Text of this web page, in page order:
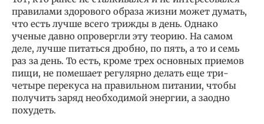
правилами здорового образа жизни может думать,
что есть лучше всего трижды в день. Однако
ученые давно опровергли эту теорию. На самом
деле, лучше питаться дробно, по пять, а то и семь
раз за день. То есть, кроме трех основных приемов
пищи, не помешает регулярно делать еще три-
четыре перекуса на правильном питании, чтобы
получить заряд необходимой энергии, а заодно
похудеть.